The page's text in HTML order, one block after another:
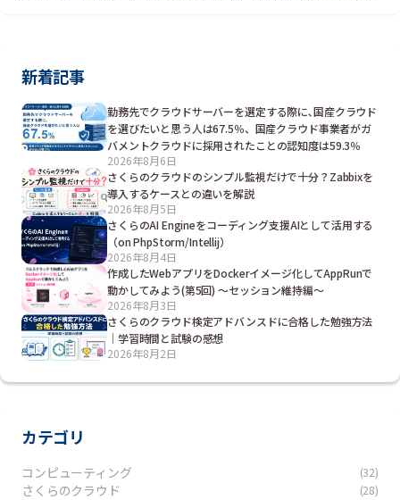
新着記事
勤務先でクラウドサーバーを選定する際に､国産クラウド
を選びたいと思う人は67.5％、国産クラウド事業者がガ
バメントクラウドに採用されたことの認知度は59.3％
2026年8月6日
さくらのクラウドのシンプル監視だけで十分？Zabbixを
導入するケースとの違いを解説
2026年8月5日
さくらのAI Engineをコーディング支援AIとして活用する
（on PhpStorm/Intellij）
2026年8月4日
作成したWebアプリをDockerイメージ化してAppRunで
動かしてみよう(第5回) ～セッション維持編～
2026年8月3日
さくらのクラウド検定アドバンスドに合格した勉強方法
｜学習時間と試験の感想
2026年8月2日
カテゴリ
コンピューティング (32)
さくらのクラウド (28)